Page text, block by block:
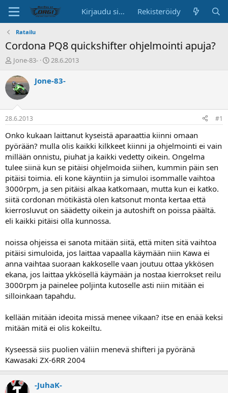
Kirjaudu sisään Rekisteröidy
Ratailu
Cordona PQ8 quickshifter ohjelmointi apuja?
K
s
k
u
s
t
e
l
u
n
a
l
o
i
t
a
Jone-83-
A
o
p
ä
v
ä
28.6.2013
Jone-83-
28.6.2013 #1
Onko kukaan laittanut kyseistä aparaattia kiinni omaan
pyörään? mulla olis kaikki kilkkeet kiinni ja ohjelmointi ei vain
millään onnistu, piuhat ja kaikki vedetty oikein. Ongelma
tulee siinä kun se pitäisi ohjelmoida siihen, kummin päin sen
pitäisi toimia. eli kone käyntiin ja simuloi isommalle vaihtoa
3000rpm, ja sen pitäisi alkaa katkomaan, mutta kun ei katko.
siitä cordonan mötikästä olen katsonut monta kertaa että
kierrosluvut on säädetty oikein ja autoshift on poissa päältä.
eli kaikki pitäisi olla kunnossa.
noissa ohjeissa ei sanota mitään siitä, että miten sitä vaihtoa
pitäisi simuloida, jos laittaa vapaalla käymään niin Kawa ei
anna vaihtaa suoraan kakkoselle vaan joutuu ottaa ykkösen
ekana, jos laittaa ykkösellä käymään ja nostaa kierrokset reilu
3000rpm ja painelee poljinta kutoselle asti niin mitään ei
silloinkaan tapahdu.
kellään mitään ideoita missä menee vikaan? itse en enää keksi
mitään mitä ei olis kokeiltu.
Kyseessä siis puolien väliin menevä shifteri ja pyöränä
Kawasaki ZX-6RR 2004
-JuhaK-